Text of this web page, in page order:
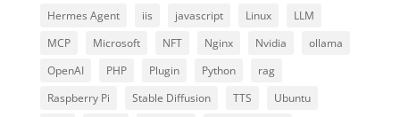
Hermes Agent
iis javascript Linux
LLM
MCP
Microsoft NFT Nginx Nvidia
ollama
OpenAI
PHP Plugin Python
rag
Raspberry Pi
Stable Diffusion TTS
Ubuntu